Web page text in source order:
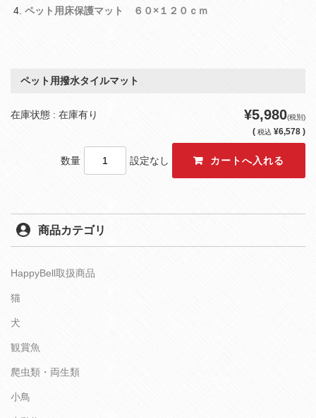
ペット用床保護マット ６０×１２０ｃｍ
ペット用撥水タイルマット
在庫状態 : 在庫有り ¥5,980(税別)
( 税込 ¥6,578 )
数量 設定なし
商品カテゴリ
HappyBell取扱商品
猫
犬
観賞魚
爬虫類・両生類
小鳥